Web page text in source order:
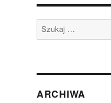
Szukaj:
ARCHIWA